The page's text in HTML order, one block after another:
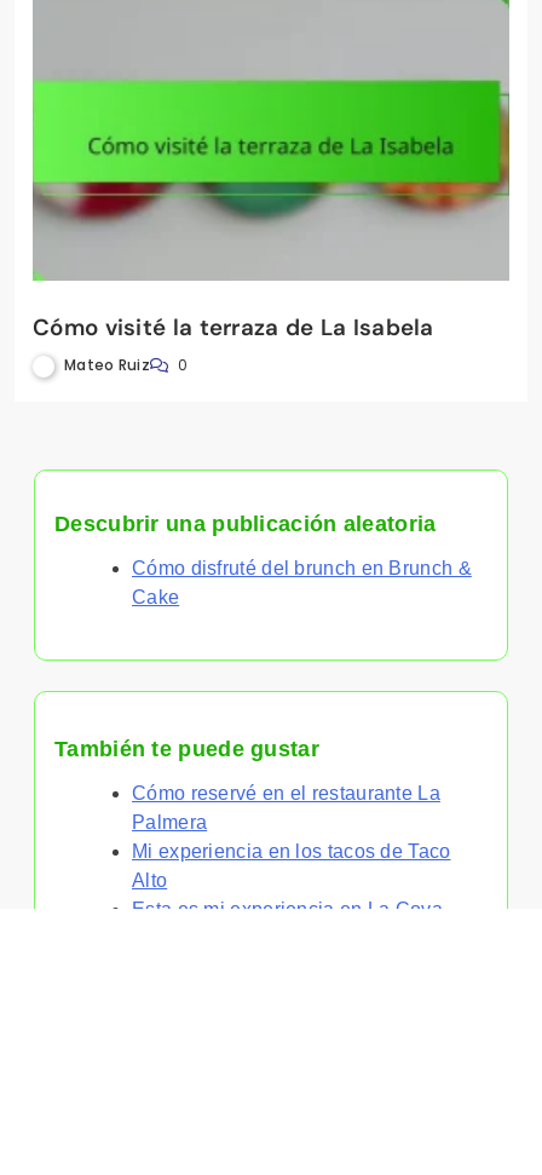
Cómo visité la terraza de La Isabela
Mateo Ruiz 0
Descubrir una publicación aleatoria
Cómo disfruté del brunch en Brunch &
Cake
También te puede gustar
Cómo reservé en el restaurante La
Palmera
Mi experiencia en los tacos de Taco
Alto
Esta es mi experiencia en La Cova